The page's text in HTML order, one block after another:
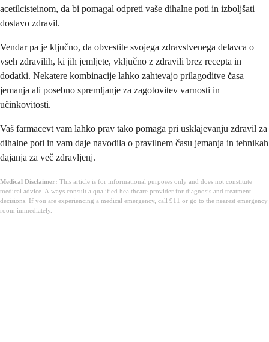
acetilcisteinom, da bi pomagal odpreti vaše dihalne poti in izboljšati
dostavo zdravil.
Vendar pa je ključno, da obvestite svojega zdravstvenega delavca o
vseh zdravilih, ki jih jemljete, vključno z zdravili brez recepta in
dodatki. Nekatere kombinacije lahko zahtevajo prilagoditve časa
jemanja ali posebno spremljanje za zagotovitev varnosti in
učinkovitosti.
Vaš farmacevt vam lahko prav tako pomaga pri usklajevanju zdravil za
dihalne poti in vam daje navodila o pravilnem času jemanja in tehnikah
dajanja za več zdravljenj.
Medical Disclaimer: This article is for informational purposes only and does not constitute
medical advice. Always consult a qualified healthcare provider for diagnosis and treatment
decisions. If you are experiencing a medical emergency, call 911 or go to the nearest emergency
room immediately.